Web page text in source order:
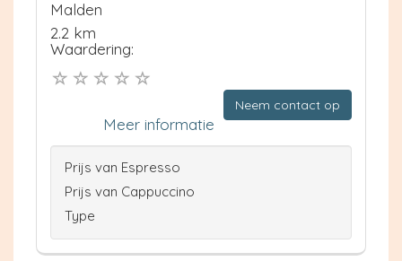
Malden
2.2 km
Waardering:
Neem contact op
Meer informatie
Prijs van Espresso
Prijs van Cappuccino
Type